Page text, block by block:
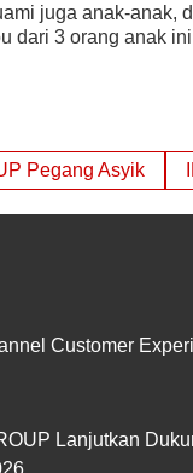
juga anak-anak,
dari 3 orang anak
Pegang Asyik
Customer
Lanjutkan